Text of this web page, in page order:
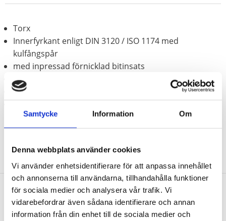
Samtycke Information Om
Denna webbplats använder cookies
Vi använder enhetsidentifierare för att anpassa innehållet
och annonserna till användarna, tillhandahålla funktioner
för sociala medier och analysera vår trafik. Vi
vidarebefordrar även sådana identifierare och annan
information från din enhet till de sociala medier och
Torx
Innerfyrkant enligt DIN 3120 / ISO 1174 med
kulfångspår
med inpressad förnicklad bitinsats
för manuell hantering
Matt satinerat
Krom vanadium
Nyhetsbrev